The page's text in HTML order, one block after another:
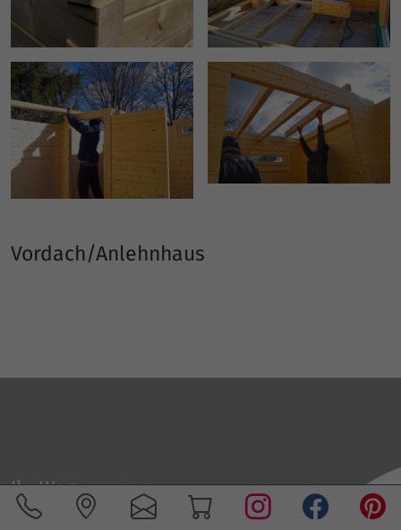
Vordach/Anlehnhaus
Ihr Weg zu uns
Peter Schlecht GmbH